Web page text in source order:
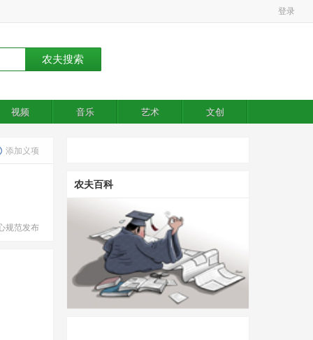
登录
视频 音乐 艺术 文创
添加义项
规范发布
农夫百科